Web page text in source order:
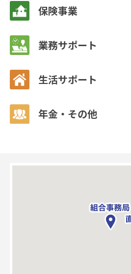
保険事業
業務サポート
生活サポート
年金・その他